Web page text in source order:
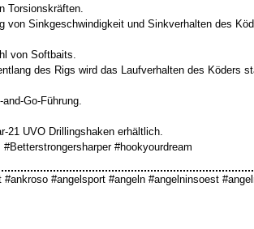
Torsionskräften.
Sinkgeschwindigkeit und Sinkverhalten des
von Softbaits.
des Rigs wird das Laufverhalten des Köders
Go-Führung.
21 UVO Drillingshaken erhältlich.
#hookyourdream
#angelsport #angeln #angelninsoest